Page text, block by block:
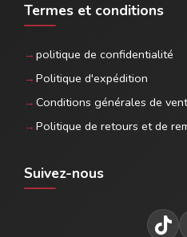
Termes et conditions
politique de confidentialité
Politique d'expédition
Conditions générales de
Politique de retours et de
Suivez-nous